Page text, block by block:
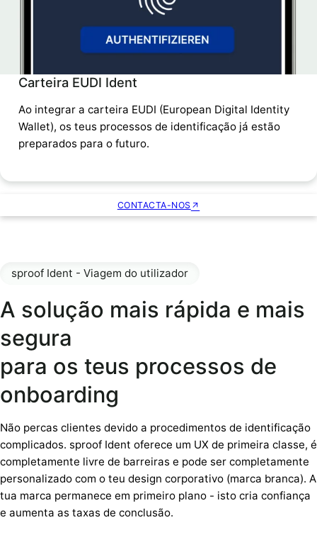
Carteira EUDI Ident
Ao integrar a carteira EUDI (European Digital Identity
Wallet), os teus processos de identificação já estão
preparados para o futuro.
CONTACTA-NOS
sproof Ident - Viagem do utilizador
A solução mais rápida e mais
segura
para os teus processos de
onboarding
Não percas clientes devido a procedimentos de identificação
complicados. sproof Ident oferece um UX de primeira classe, é
completamente livre de barreiras e pode ser completamente
personalizado com o teu design corporativo (marca branca). A
tua marca permanece em primeiro plano - isto cria confiança
e aumenta as taxas de conclusão.